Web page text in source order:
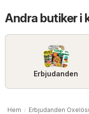
Andra butiker i
Erbjudanden
Hem Erbjudanden